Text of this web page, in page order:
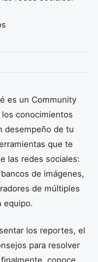
es un Community
conocimientos
desempeño de tu
que te
las redes sociales:
de imágenes,
de múltiples
equipo.
los reportes, el
para resolver
conoce